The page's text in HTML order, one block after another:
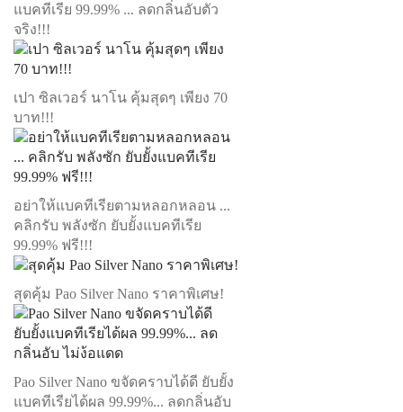
แบคทีเรีย 99.99% ... ลดกลิ่นอับตัว
จริง!!!
เปา ซิลเวอร์ นาโน คุ้มสุดๆ เพียง 70
บาท!!!
อย่าให้แบคทีเรียตามหลอกหลอน ...
คลิกรับ พลังซัก ยับยั้งแบคทีเรีย
99.99% ฟรี!!!
สุดคุ้ม Pao Silver Nano ราคาพิเศษ!
Pao Silver Nano ขจัดคราบได้ดี ยับยั้ง
แบคทีเรียได้ผล 99.99%... ลดกลิ่นอับ